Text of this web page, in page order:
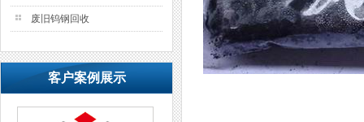
废旧钨钢回收
客户案例展示